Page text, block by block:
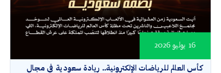
كأس العالم للرياضات الإلكترونية.. ريادة سعودية في مجال
16 يوليو 2026